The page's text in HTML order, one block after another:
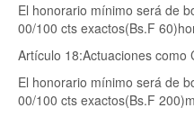
El honorario mínimo será de
00/100 cts exactos(Bs.F
Artículo 18:Actuaciones como
El honorario mínimo será de
00/100 cts exactos(Bs.F